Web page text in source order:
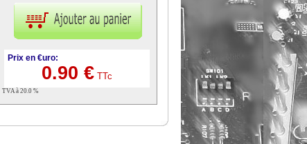
Prix en €uro:
0.90 € TTc
TVA à 20.0 %